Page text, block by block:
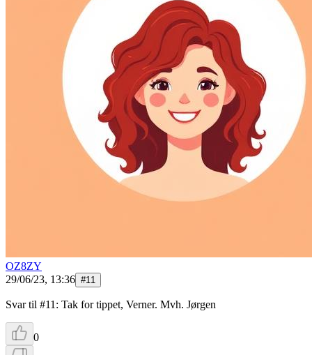
OZ8ZY
29/06/23, 13:36 #11
Svar til #11: Tak for tippet, Verner. Mvh. Jørgen
0